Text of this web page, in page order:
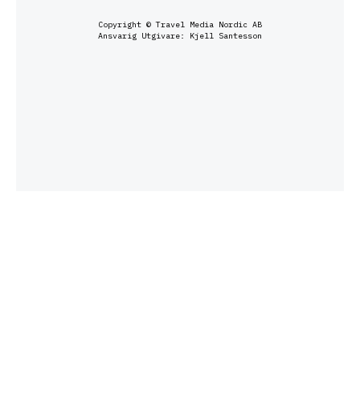
Copyright © Travel Media Nordic AB
Ansvarig Utgivare: Kjell Santesson